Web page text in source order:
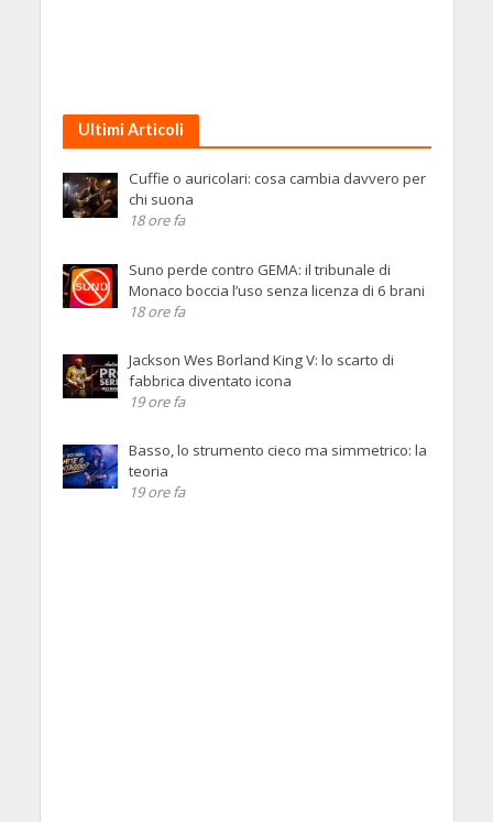
Ultimi Articoli
Cuffie o auricolari: cosa cambia davvero per
chi suona
18 ore fa
Suno perde contro GEMA: il tribunale di
Monaco boccia l’uso senza licenza di 6 brani
18 ore fa
Jackson Wes Borland King V: lo scarto di
fabbrica diventato icona
19 ore fa
Basso, lo strumento cieco ma simmetrico: la
teoria
19 ore fa